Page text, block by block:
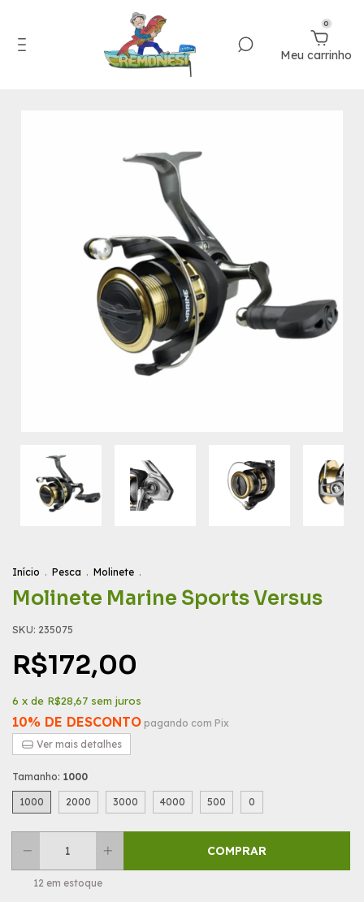
0
Meu carrinho
Início . Pesca . Molinete .
Molinete Marine Sports Versus
SKU: 235075
R$172,00
6 x de R$28,67 sem juros
10% DE DESCONTO pagando com Pix
Ver mais detalhes
Tamanho: 1000
1000 2000 3000 4000 500 0
12 em estoque